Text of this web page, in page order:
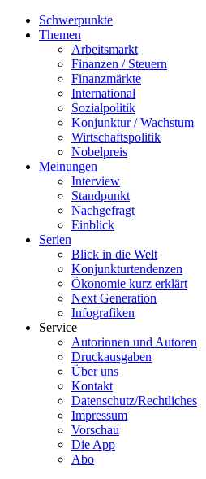
Schwerpunkte
Themen
Arbeitsmarkt
Finanzen / Steuern
Finanzmärkte
International
Sozialpolitik
Konjunktur / Wachstum
Wirtschaftspolitik
Nobelpreis
Meinungen
Interview
Standpunkt
Nachgefragt
Einblick
Serien
Blick in die Welt
Konjunkturtendenzen
Ökonomie kurz erklärt
Next Generation
Infografiken
Service
Autorinnen und Autoren
Druckausgaben
Über uns
Kontakt
Datenschutz/Rechtliches
Impressum
Vorschau
Die App
Abo